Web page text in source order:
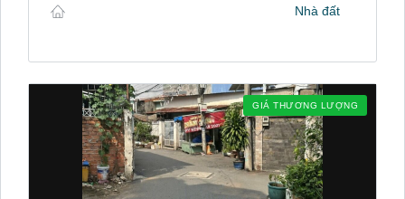
Nhà đất
GIÁ THƯƠNG LƯỢNG